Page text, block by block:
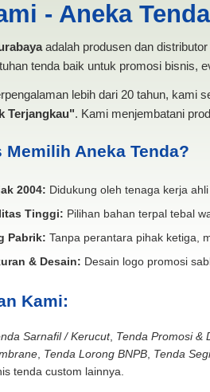
- Aneka
adalah produsen dan
tenda baik untuk promosi bisnis,
lebih dari 20 tahun, kami
Terjangkau". Kami menjembatani
Memilih Aneka Tenda?
2004: Didukung oleh tenaga kerja
Tinggi: Pilihan bahan terpal tebal
Pabrik: Tanpa perantara pihak ketiga,
& Desain: Desain logo promosi
Kami:
Sarnafil / Kerucut, Tenda Promosi &
, Tenda Lorong BNPB, Tenda
tenda custom lainnya.